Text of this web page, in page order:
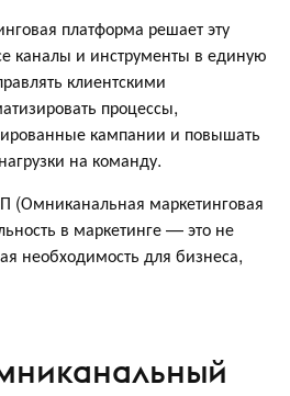
платформа решает эту
каналы и инструменты в единую
клиентскими
процессы,
кампании и повышать
на команду.
(Омниканальная маркетинговая
в маркетинге — это не
необходимость для бизнеса,